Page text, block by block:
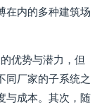
在内的多种建筑场
优势与潜力，但
同厂家的子系统之
与成本。其次，随